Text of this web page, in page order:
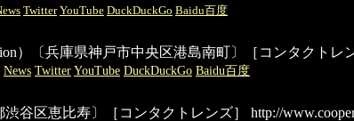
Twitter YouTube DuckDuckGo Baidu百度
）〔兵庫県神戸市中央区港島南町〕［コンタクトレ
News Twitter YouTube DuckDuckGo Baidu百度
渋谷区恵比寿〕［コンタクトレンズ］ http://